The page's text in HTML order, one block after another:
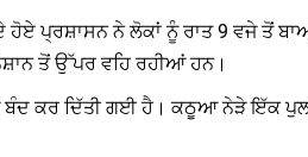
ਪ੍ਰਸ਼ਾਸਨ ਨੇ ਲੋਕਾਂ ਨੂੰ ਰਾਤ 9 ਵਜੇ ਤੋਂ
ਤੋਂ ਉੱਪਰ ਵਹਿ ਰਹੀਆਂ ਹਨ।
ਬੰਦ ਕਰ ਦਿੱਤੀ ਗਈ ਹੈ। ਕਠੂਆ ਨੇੜੇ ਇੱਕ